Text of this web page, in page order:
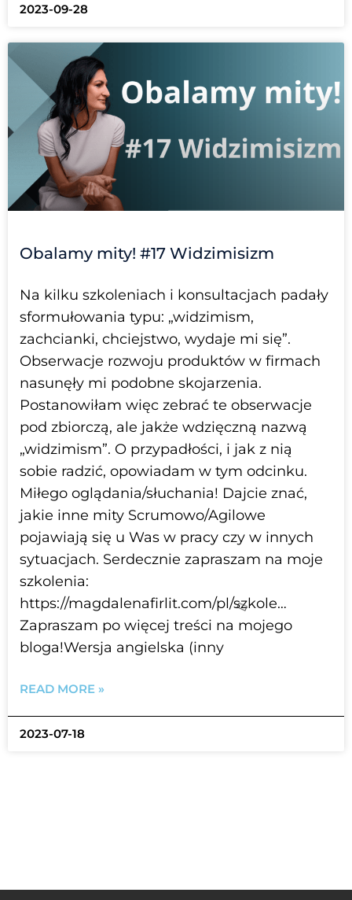
2023-09-28
Obalamy mity! #17 Widzimisizm
Na kilku szkoleniach i konsultacjach padały
sformułowania typu: „widzimism,
zachcianki, chciejstwo, wydaje mi się”.
Obserwacje rozwoju produktów w firmach
nasunęły mi podobne skojarzenia.
Postanowiłam więc zebrać te obserwacje
pod zbiorczą, ale jakże wdzięczną nazwą
„widzimism”. O przypadłości, i jak z nią
sobie radzić, opowiadam w tym odcinku.
Miłego oglądania/słuchania! Dajcie znać,
jakie inne mity Scrumowo/Agilowe
pojawiają się u Was w pracy czy w innych
sytuacjach. Serdecznie zapraszam na moje
szkolenia:
https://magdalenafirlit.com/pl/szkole…
Zapraszam po więcej treści na mojego
bloga!Wersja angielska (inny
READ MORE »
2023-07-18